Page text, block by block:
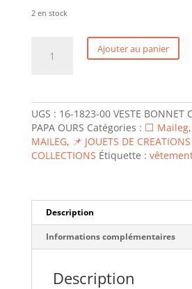
2 en stock
VESTE
BONNET
CANADIENNE
POUR
Ajouter au panier
UGS : 16-1823-00 VESTE BONNET
PAPA OURS Catégories : ⬜ Maileg,
MAILEG, 📌 JOUETS DE
COLLECTIONS Étiquette :
Description
Informations complémentaires
Description